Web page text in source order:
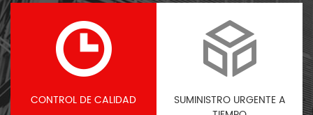
CONTROL DE CALIDAD
SUMINISTRO URGENTE A